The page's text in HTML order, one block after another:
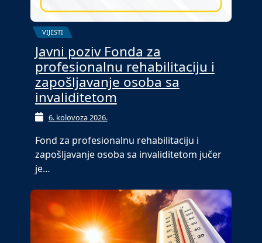
VIJESTI
Javni poziv Fonda za
profesionalnu rehabilitaciju i
zapošljavanje osoba sa
invaliditetom
6. kolovoza 2026.
Fond za profesionalnu rehabilitaciju i
zapošljavanje osoba sa invaliditetom jučer
je…